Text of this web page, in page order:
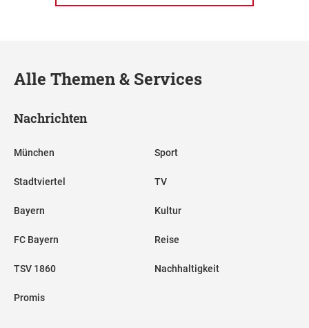
Alle Themen & Services
Nachrichten
München
Stadtviertel
Bayern
FC Bayern
TSV 1860
Promis
Sport
TV
Kultur
Reise
Nachhaltigkeit